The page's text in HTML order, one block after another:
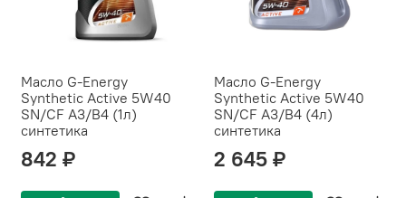
Масло G-Energy
Synthetic Active 5W40
SN/CF A3/B4 (1л)
синтетика
842 ₽
Масло G-Energy
Synthetic Active 5W40
SN/CF A3/B4 (4л)
синтетика
2 645 ₽